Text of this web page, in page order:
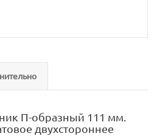
П-образный 111 мм.
двухстороннее